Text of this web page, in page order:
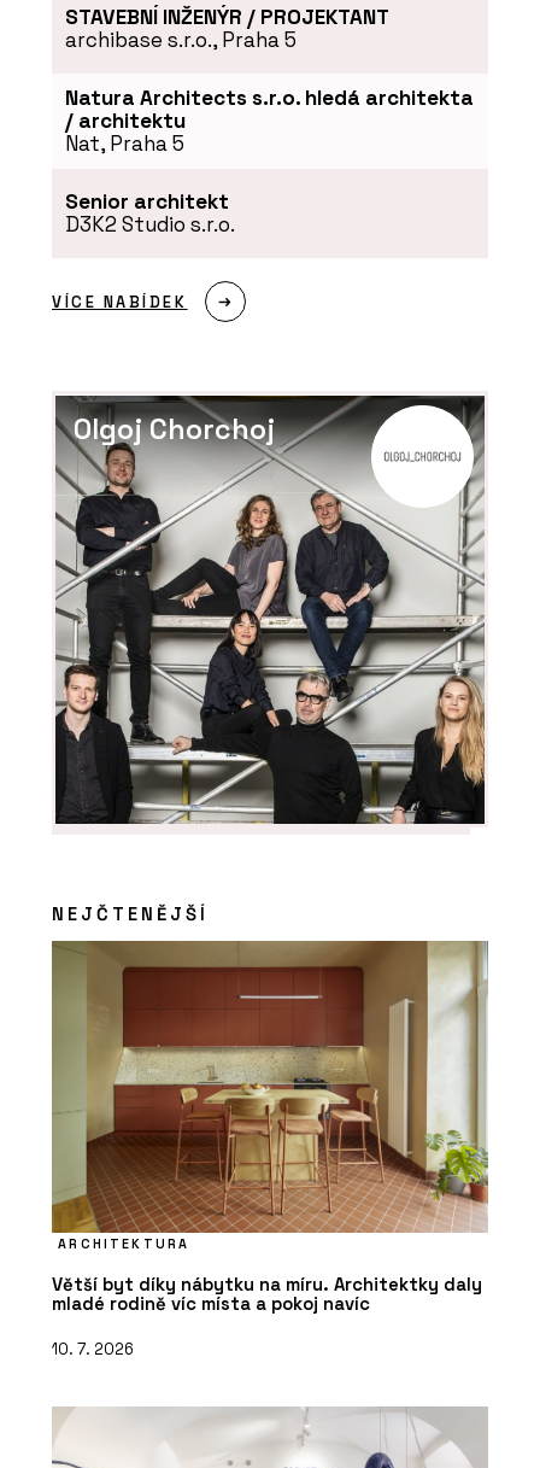
Tvrzený Kámen Morning Daisy -
TechniStone
PRODUKTY
PRODUKTY
Tvrzený kámen Noble Quartzite -
TechniStone
STAVEBNÍ INŽENÝR / PROJEKTANT
archibase s.r.o., Praha 5
Natura Architects s.r.o. hledá architekta
/ architektu
Nat, Praha 5
Senior architekt
D3K2 Studio s.r.o.
VÍCE NABÍDEK
Olgoj Chorchoj
NEJČTENĚJŠÍ
ARCHITEKTURA
Větší byt díky nábytku na míru. Architektky daly
mladé rodině víc místa a pokoj navíc
10. 7. 2026